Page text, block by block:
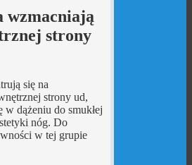
wzmacniają
strony
się na
strony ud,
dążeniu do smukłej
nóg. Do
w tej grupie